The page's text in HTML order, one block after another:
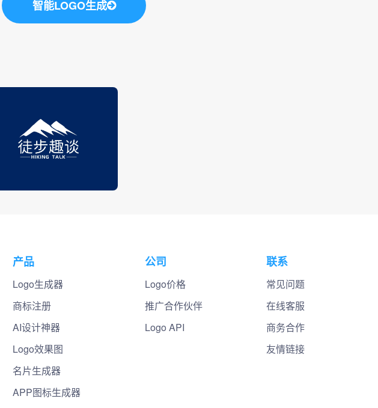
智能LOGO生成
产品
Logo生成器
商标注册
AI设计神器
Logo效果图
名片生成器
APP图标生成器
公司
Logo价格
推广合作伙伴
Logo API
联系
常见问题
在线客服
商务合作
友情链接